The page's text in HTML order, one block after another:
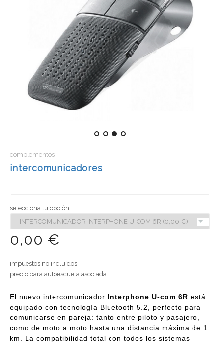
complementos
intercomunicadores
selecciona tu opción
0,00 €
impuestos no incluídos
precio para autoescuela asociada
El nuevo intercomunicador Interphone U-com 6R está
equipado con tecnología Bluetooth 5.2, perfecto para
comunicarse en pareja: tanto entre piloto y pasajero,
como de moto a moto hasta una distancia máxima de 1
km. La compatibilidad total con todos los sistemas